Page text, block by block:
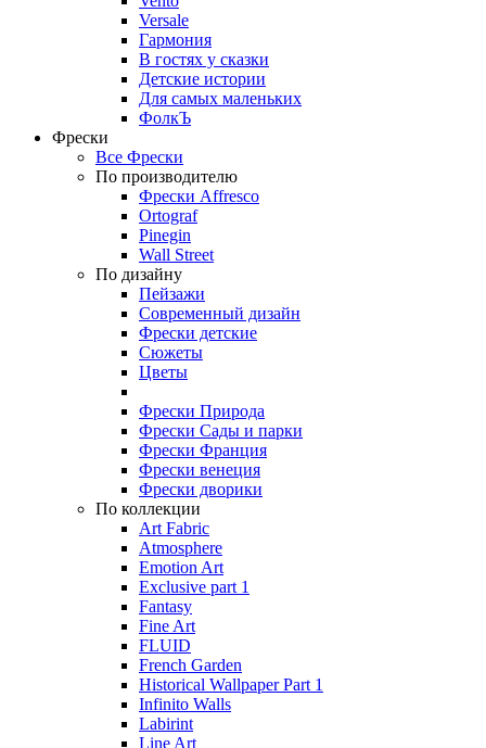
Versale
Гармония
В гостях у сказки
Детские истории
Для самых маленьких
ФолкЪ
Фрески
Все Фрески
По производителю
Фрески Affresco
Ortograf
Pinegin
Wall Street
По дизайну
Пейзажи
Современный дизайн
Фрески детские
Сюжеты
Цветы
Фрески Природа
Фрески Сады и парки
Фрески Франция
Фрески венеция
Фрески дворики
По коллекции
Art Fabric
Atmosphere
Emotion Art
Exclusive part 1
Fantasy
Fine Art
FLUID
French Garden
Historical Wallpaper Part 1
Infinito Walls
Labirint
Line Art